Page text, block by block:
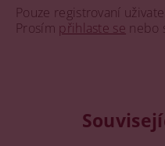
Pouze registrovaní
Prosím přihlaste se nebo